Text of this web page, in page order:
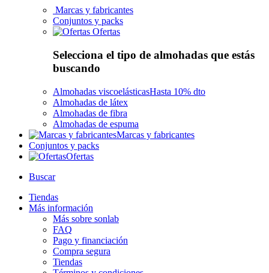
Marcas y fabricantes
Conjuntos y packs
Ofertas
Selecciona el tipo de almohadas que estás
buscando
Almohadas viscoelásticasHasta 10% dto
Almohadas de látex
Almohadas de fibra
Almohadas de espuma
Marcas y fabricantes
Conjuntos y packs
Ofertas
Buscar
Tiendas
Más información
Más sobre sonlab
FAQ
Pago y financiación
Compra segura
Tiendas